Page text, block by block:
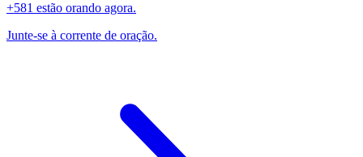
+581 estão orando agora.
Junte-se à corrente de oração.